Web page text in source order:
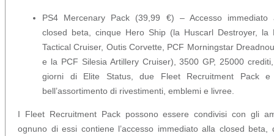
PS4 Mercenary Pack (39,99 €) – Accesso immediato
closed beta, cinque Hero Ship (la Huscarl Destroyer, la
Tactical Cruiser, Outis Corvette, PCF Morningstar
e la PCF Silesia Artillery Cruiser), 3500 GP, 25000
giorni di Elite Status, due Fleet Recruitment Pack
bell’assortimento di rivestimenti, emblemi e livree.
I Fleet Recruitment Pack possono essere condivisi con gli
ognuno di essi contiene l’accesso immediato alla closed beta,